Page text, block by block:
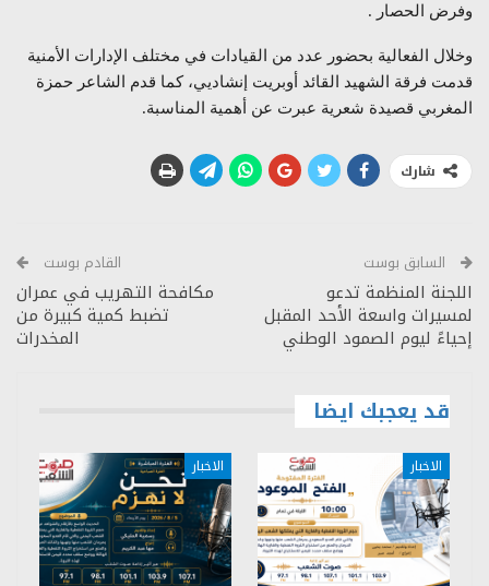
وفرض الحصار .
وخلال الفعالية بحضور عدد من القيادات في مختلف الإدارات الأمنية
قدمت فرقة الشهيد القائد أوبريت إنشاديي، كما قدم الشاعر حمزة
المغربي قصيدة شعرية عبرت عن أهمية المناسبة.
شارك
السابق بوست
اللجنة المنظمة تدعو
لمسيرات واسعة الأحد المقبل
إحياءً ليوم الصمود الوطني
القادم بوست
مكافحة التهريب في عمران
تضبط كمية كبيرة من
المخدرات
قد يعجبك ايضا
الاخبار الاخبار